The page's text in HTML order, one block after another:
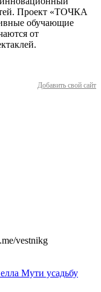
Проект «ТОЧКА
обучающие
от
Добавить свой сайт
vestnikg
Мути усадьбу